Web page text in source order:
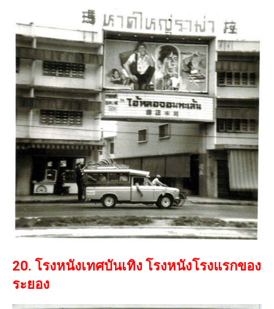
20. โรงหนังเทศบันเทิง โรงหนังโรงแรกของ
ระยอง